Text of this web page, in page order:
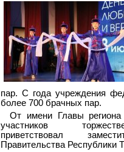
пар. С года учреждения
более 700 брачных пар.
От имени Главы
участников
приветствовал
Правительства Республики